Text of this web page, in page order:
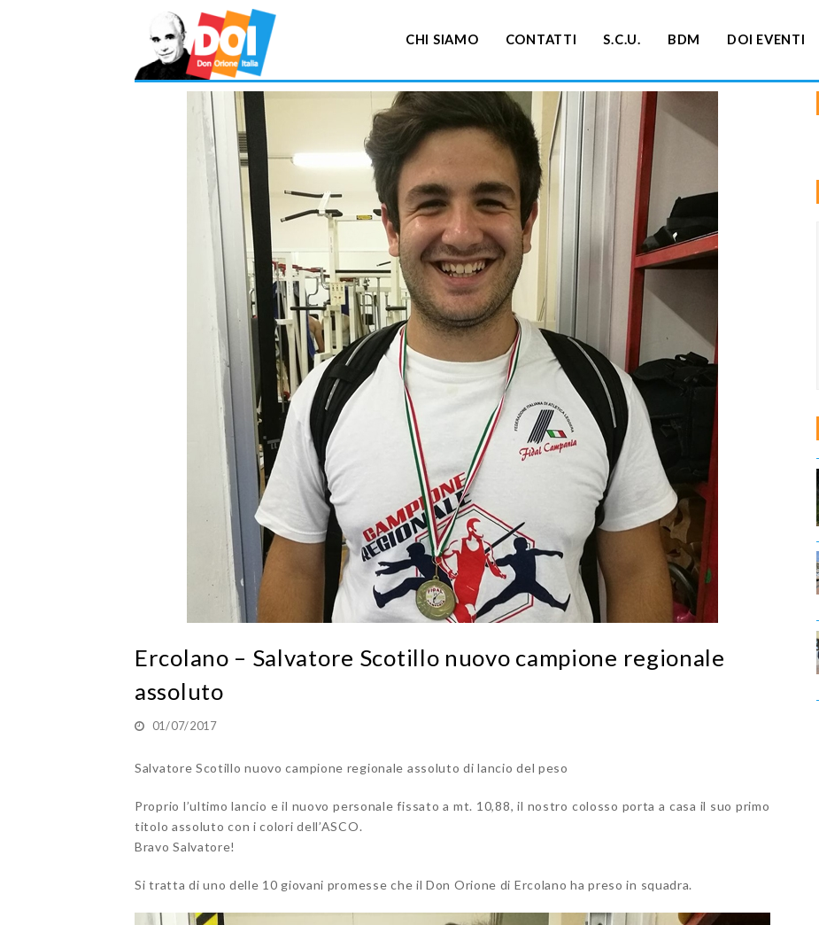
CHI SIAMO CONTATTI S.C.U. BDM DOI EVENTI
Ercolano – Salvatore Scotillo nuovo campione regionale
assoluto
01/07/2017
Salvatore Scotillo nuovo campione regionale assoluto di lancio del peso
Proprio l’ultimo lancio e il nuovo personale fissato a mt. 10,88, il nostro colosso porta a casa il suo primo
titolo assoluto con i colori dell’ASCO.
Bravo Salvatore!
Si tratta di uno delle 10 giovani promesse che il Don Orione di Ercolano ha preso in squadra.